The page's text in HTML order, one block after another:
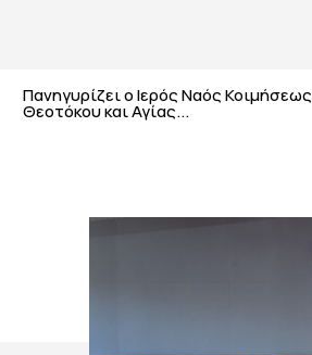
Πανηγυρίζει ο Ιερός Ναός Κοιμήσεως
Θεοτόκου και Αγίας...